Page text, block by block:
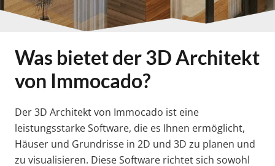
Was bietet der 3D Architekt
von Immocado?
Der 3D Architekt von Immocado ist eine
leistungsstarke Software, die es Ihnen ermöglicht,
Häuser und Grundrisse in 2D und 3D zu planen und
zu visualisieren. Diese Software richtet sich sowohl